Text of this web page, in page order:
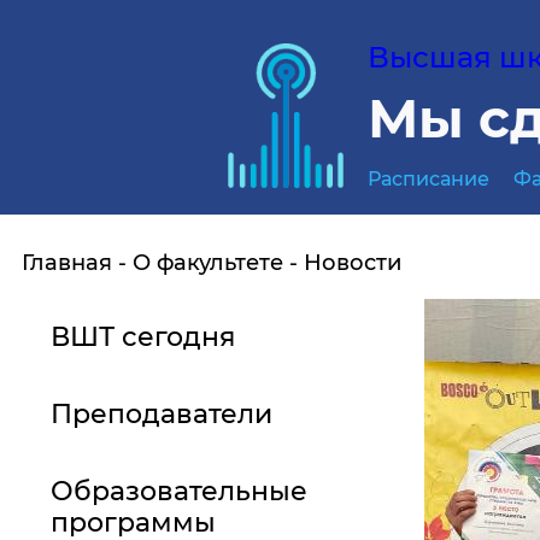
Высшая
Мы
Расписание
Главная О факультете Новости
ВШТ сегодня
Преподаватели
Образовательные
программы